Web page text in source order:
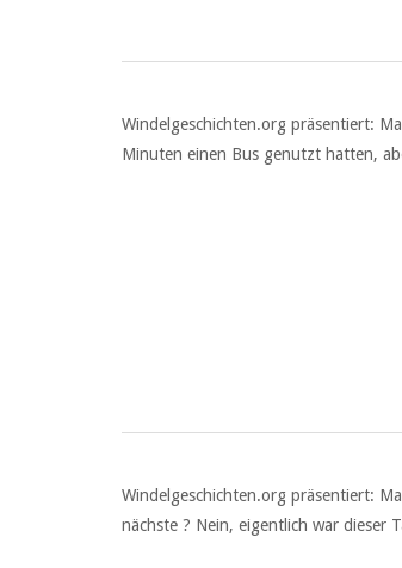
Windelgeschichten.org präsentiert:
Minuten einen Bus genutzt hatten,
Windelgeschichten.org präsentiert:
nächste ? Nein, eigentlich war dieser